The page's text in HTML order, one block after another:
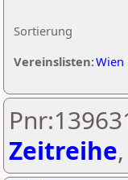
Sortierung
Vereinslisten:Wien
Zeitreihe,